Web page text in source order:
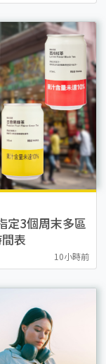
定3個周末多區
表
10小時前